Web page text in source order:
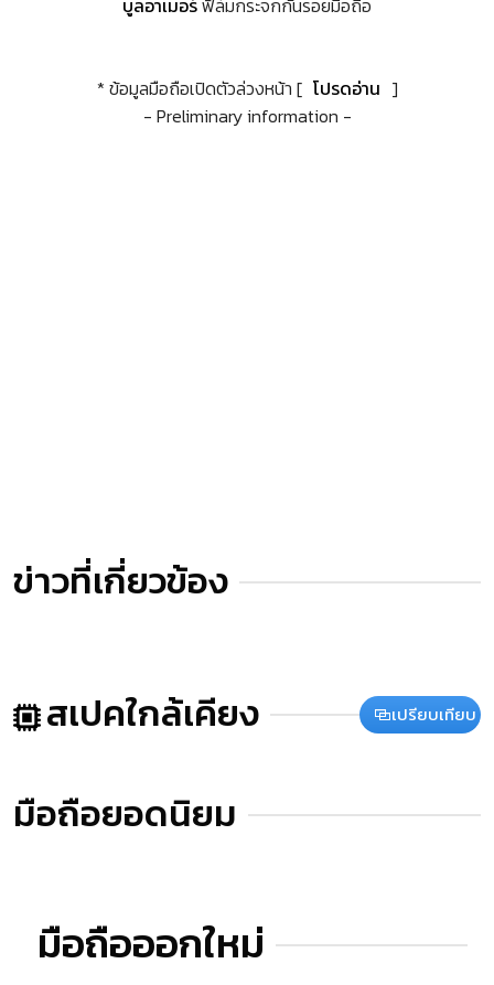
บูลอาเมอร์ฟิล์มกระจกกันรอยมือถือ
* ข้อมูลมือถือเปิดตัวล่วงหน้า [ โปรดอ่าน ]
- Preliminary information -
ข่าวที่เกี่ยวข้อง
สเปคใกล้เคียง เปรียบเทียบ
มือถือยอดนิยม
มือถือออกใหม่